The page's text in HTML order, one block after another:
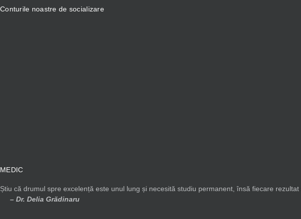
Conturile noastre de socializare
MEDIC
Știu că drumul spre excelență este unul lung și necesită studiu permanent, însă fiecare
– Dr. Delia Grădinaru